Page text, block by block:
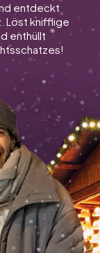
entdeckt
Löst knifflige
enthüllt